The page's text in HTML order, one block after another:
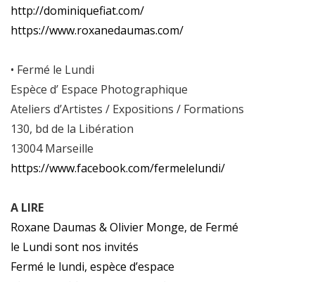
http://dominiquefiat.com/
https://www.roxanedaumas.com/
• Fermé le Lundi
Espèce d’ Espace Photographique
Ateliers d’Artistes / Expositions / Formations
130, bd de la Libération
13004 Marseille
https://www.facebook.com/fermelelundi/
A LIRE
Roxane Daumas & Olivier Monge, de Fermé
le Lundi sont nos invités
Fermé le lundi, espèce d’espace